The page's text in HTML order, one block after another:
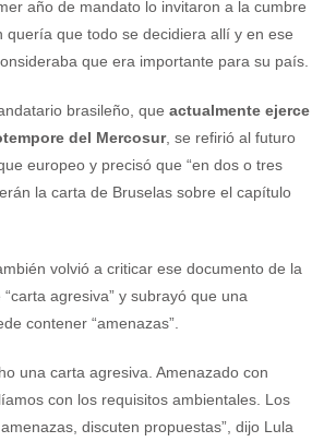
año de mandato lo invitaron a la cumbre
quería que todo se decidiera allí y en ese
que era importante para su país.
brasileño, que actualmente ejerce
del Mercosur, se refirió al futuro
europeo y precisó que “en dos o tres
la carta de Bruselas sobre el capítulo
volvió a criticar ese documento de la
agresiva” y subrayó que una
contener “amenazas”.
una carta agresiva. Amenazado con
con los requisitos ambientales. Los
discuten propuestas”, dijo Lula